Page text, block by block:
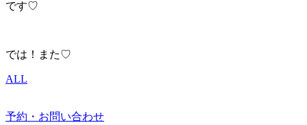
です♡
では！また♡
ALL
予約・お問い合わせ